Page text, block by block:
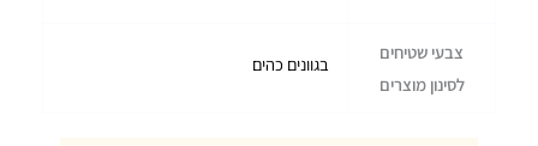
צבעי שטיחים
לסינון מוצרים
בגוונים כהים